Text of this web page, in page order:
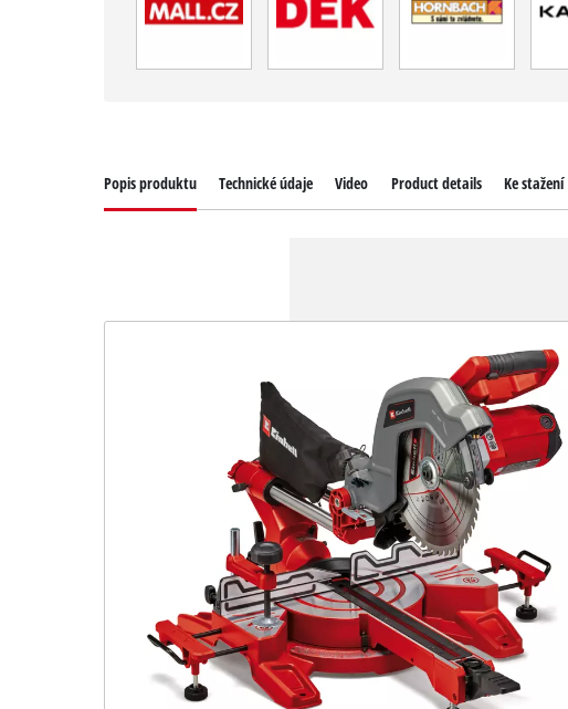
Popis produktu Technické údaje Video Product details Ke stažení